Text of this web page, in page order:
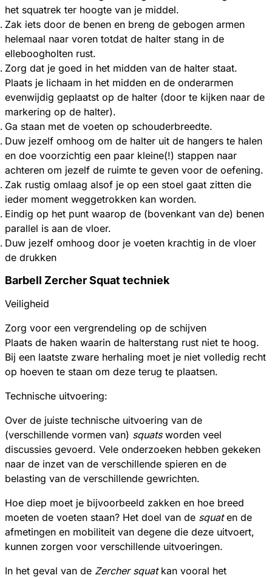
het squatrek ter hoogte van je middel.
Zak iets door de benen en breng de gebogen armen
helemaal naar voren totdat de halter stang in de
elleboogholten rust.
Zorg dat je goed in het midden van de halter staat.
Plaats je lichaam in het midden en de onderarmen
evenwijdig geplaatst op de halter (door te kijken naar de
markering op de halter).
Ga staan met de voeten op schouderbreedte.
Duw jezelf omhoog om de halter uit de hangers te halen
en doe voorzichtig een paar kleine(!) stappen naar
achteren om jezelf de ruimte te geven voor de oefening.
Zak rustig omlaag alsof je op een stoel gaat zitten die
ieder moment weggetrokken kan worden.
Eindig op het punt waarop de (bovenkant van de) benen
parallel is aan de vloer.
Duw jezelf omhoog door je voeten krachtig in de vloer
de drukken
Barbell Zercher Squat techniek
Veiligheid
Zorg voor een vergrendeling op de schijven
Plaats de haken waarin de halterstang rust niet te hoog.
Bij een laatste zware herhaling moet je niet volledig recht
op hoeven te staan om deze terug te plaatsen.
Technische uitvoering:
Over de juiste technische uitvoering van de
(verschillende vormen van) squatsworden veel
discussies gevoerd. Vele onderzoeken hebben gekeken
naar de inzet van de verschillende spieren en de
belasting van de verschillende gewrichten.
Hoe diep moet je bijvoorbeeld zakken en hoe breed
moeten de voeten staan? Het doel van de squaten de
afmetingen en mobiliteit van degene die deze uitvoert,
kunnen zorgen voor verschillende uitvoeringen.
In het geval van de Zercher squatkan vooral het